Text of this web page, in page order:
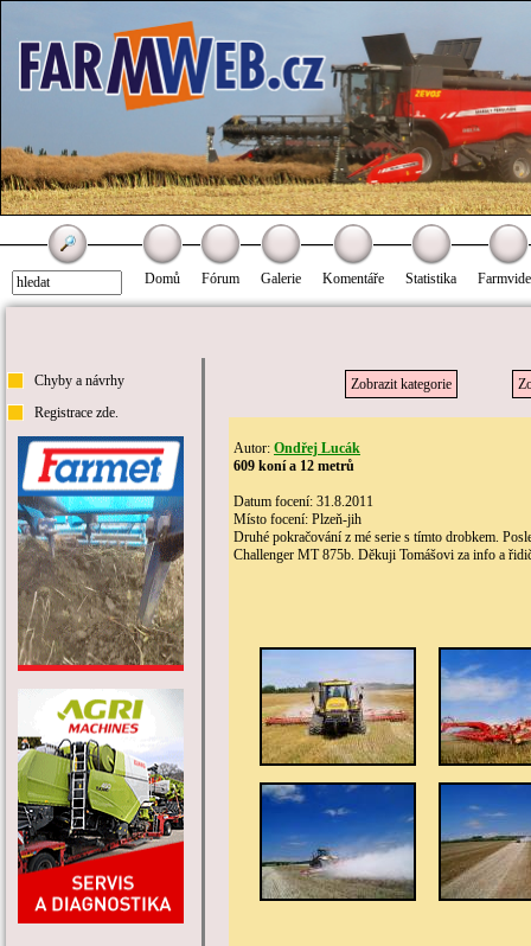
Domů Fórum Galerie Komentáře Statistika
Chyby a návrhy
Registrace zde.
Zobrazit kategorie
Autor: Ondřej Lucák
609 koní a 12 metrů
Datum focení: 31.8.2011
Místo focení: Plzeň-jih
Druhé pokračování z mé serie s tímto drobkem.
Challenger MT 875b. Děkuji Tomášovi za info a